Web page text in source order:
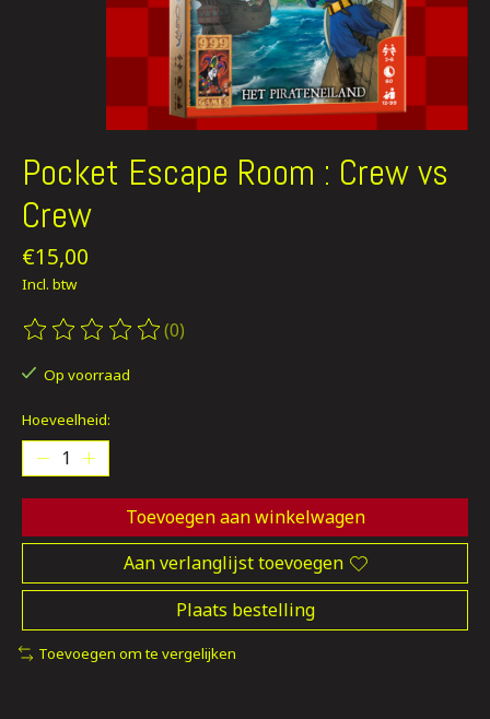
Pocket Escape Room : Crew vs
Crew
€15,00
Incl. btw
De beoordeling van dit product is
(0)
Op voorraad
Hoeveelheid:
Toevoegen aan winkelwagen
Aan verlanglijst toevoegen
Plaats bestelling
Toevoegen om te vergelijken